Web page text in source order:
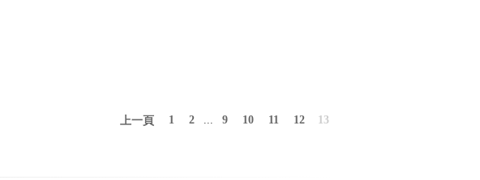
上一頁 1 2 ... 9 10 11 12 13